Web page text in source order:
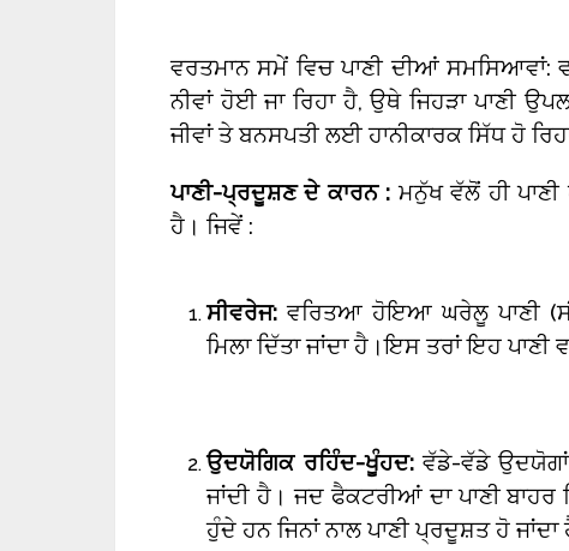
ਵਰਤਮਾਨ ਸਮੇਂ ਵਿਚ ਪਾਣੀ ਦੀਆਂ ਸਮਸਿਆਵਾਂ:
ਨੀਵਾਂ ਹੋਈ ਜਾ ਰਿਹਾ ਹੈ, ਉਥੇ ਜਿਹੜਾ ਪਾਣੀ
ਜੀਵਾਂ ਤੇ ਬਨਸਪਤੀ ਲਈ ਹਾਨੀਕਾਰਕ ਸਿੱਧ ਹੋ
ਪਾਣੀ-ਪ੍ਰਦੂਸ਼ਣ ਦੇ ਕਾਰਨ : ਮਨੁੱਖ ਵੱਲੋਂ ਹੀ ਪਾਣੀ
ਹੈ। ਜਿਵੇਂ :
ਸੀਵਰੇਜ: ਵਰਿਤਆ ਹੋਇਆ ਘਰੇਲੂ ਪਾਣੀ
ਮਿਲਾ ਦਿੱਤਾ ਜਾਂਦਾ ਹੈ।ਇਸ ਤਰਾਂ ਇਹ ਪਾਣੀ
ਉਦਯੋਗਿਕ ਰਹਿੰਦ-ਖੂੰਹਦ:ਵੱਡੇ-ਵੱਡੇ ਉਦਯੋਗਾਂ
ਜਾਂਦੀ ਹੈ। ਜਦ ਫੈਕਟਰੀਆਂ ਦਾ ਪਾਣੀ
ਹੁੰਦੇ ਹਨ ਜਿਨਾਂ ਨਾਲ ਪਾਣੀ ਪ੍ਰਦੂਸ਼ਤ ਹੋ ਜਾਂਦਾ